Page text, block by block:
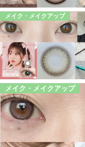
メイク・メイクアップ
メイク・メイクアップ